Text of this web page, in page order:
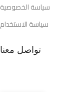
سياسة الخصوصية
سياسة الاستخدام
تواصل معنا